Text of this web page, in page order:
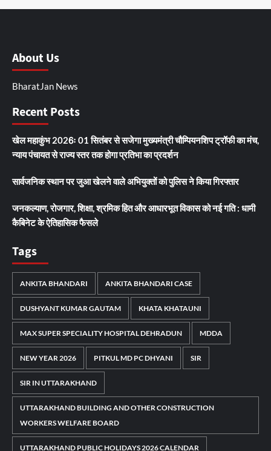
About Us
BharatJan News
Recent Posts
खेल महाकुंभ 2026ः 01 सितंबर से सजेगा मुख्यमंत्री चौम्पियनशिप ट्रॉफी का मंच,
न्याय पंचायत से राज्य स्तर तक होगा प्रतिभा का प्रदर्शन
सार्वजनिक स्थान पर जुआ खेलने वाले अभियुक्तों को पुलिस ने किया गिरफ्तार
जनकल्याण, रोजगार, शिक्षा, श्रमिक हित और आधारभूत विकास को नई गति : धामी
कैबिनेट के ऐतिहासिक फैसले
Tags
ANKITA BHANDARI ANKITA BHANDARI CASE
DUSHYANT KUMAR GAUTAM KHATA KHATAUNI
MAX SUPER SPECIALITY HOSPITAL DEHRADUN MDDA
NEW YEAR 2026 PITKUL MD PC DHYANI SIR
SIR IN UTTARAKHAND
UTTARAKHAND BUILDING AND OTHER CONSTRUCTION
WORKERS WELFARE BOARD
UTTARAKHAND PUBLIC HOLIDAYS 2026 CALENDAR